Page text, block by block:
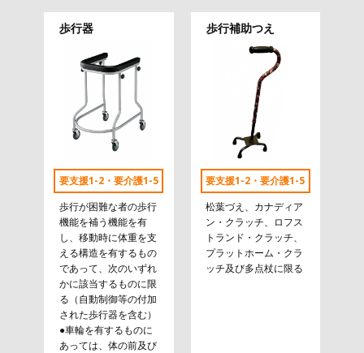
歩行器
要支援1-2・要介護1-5
歩行が困難な者の歩行
機能を補う機能を有
し、移動時に体重を支
える構造を有するもの
であって、次のいずれ
かに該当するものに限
る（自動制御等の付加
された歩行器を含む）
●車輪を有するものに
あっては、体の前及び
歩行補助つえ
要支援1-2・要介護1-5
松葉づえ、カナディア
ン・クラッチ、ロフス
トランド・クラッチ、
プラットホーム・クラ
ッチ及び多点杖に限る